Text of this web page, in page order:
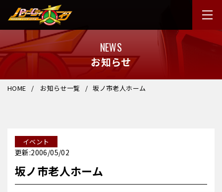
NEWS
お知らせ
HOME お知らせ一覧 坂ノ市老人ホーム
イベント
更新:2006/05/02
坂ノ市老人ホーム